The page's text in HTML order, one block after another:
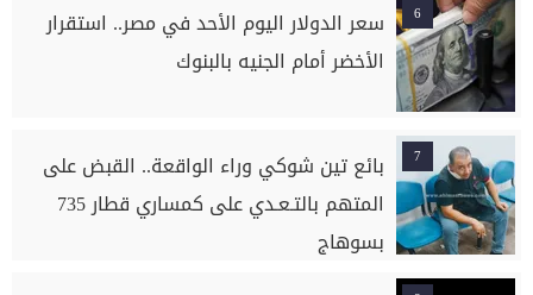
6
سعر الدولار اليوم الأحد في مصر.. استقرار
الأخضر أمام الجنيه بالبنوك
7
بائع تين شوكي وراء الواقعة.. القبض على
المتهم بالتـعـدي على كمساري قطار 735
بسوهاج